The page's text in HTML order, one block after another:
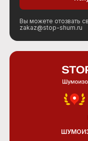
Вы можете отозвать
zakaz@stop-shum.ru